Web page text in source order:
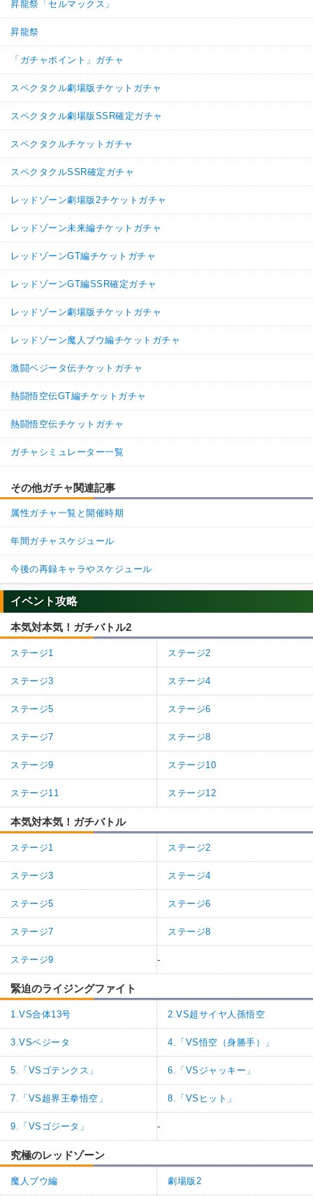
昇龍祭「セルマックス」
昇龍祭
「ガチャポイント」ガチャ
スペクタクル劇場版チケットガチャ
スペクタクル劇場版SSR確定ガチャ
スペクタクルチケットガチャ
スペクタクルSSR確定ガチャ
レッドゾーン劇場版2チケットガチャ
レッドゾーン未来編チケットガチャ
レッドゾーンGT編チケットガチャ
レッドゾーンGT編SSR確定ガチャ
レッドゾーン劇場版チケットガチャ
レッドゾーン魔人ブウ編チケットガチャ
激闘ベジータ伝チケットガチャ
熱闘悟空伝GT編チケットガチャ
熱闘悟空伝チケットガチャ
ガチャシミュレーター一覧
その他ガチャ関連記事
属性ガチャ一覧と開催時期
年間ガチャスケジュール
今後の再録キャラやスケジュール
イベント攻略
本気対本気！ガチバトル2
ステージ1 ステージ2
ステージ3 ステージ4
ステージ5 ステージ6
ステージ7 ステージ8
ステージ9 ステージ10
ステージ11 ステージ12
本気対本気！ガチバトル
ステージ1 ステージ2
ステージ3 ステージ4
ステージ5 ステージ6
ステージ7 ステージ8
ステージ9 -
緊迫のライジングファイト
1.VS合体13号 2.VS超サイヤ人孫悟空
3.VSベジータ 4.「VS悟空（身勝手）」
5.「VSゴテンクス」 6.「VSジャッキー」
7.「VS超界王拳悟空」 8.「VSヒット」
9.「VSゴジータ」 -
究極のレッドゾーン
魔人ブウ編 劇場版2